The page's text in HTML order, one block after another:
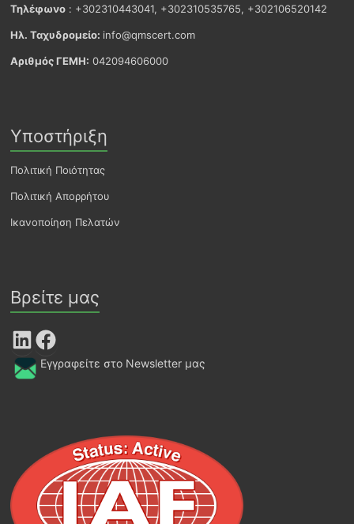
Τηλέφωνο : +302310443041, +302310535765, +302106520142
Ηλ. Ταχυδρομείο: info@qmscert.com
Αριθμός ΓΕΜΗ: 042094606000
Υποστήριξη
Πολιτική Ποιότητας
Πολιτική Απορρήτου
Ικανοποίηση Πελατών
Βρείτε μας
LinkedIn Facebook
Εγγραφείτε στο Newsletter μας